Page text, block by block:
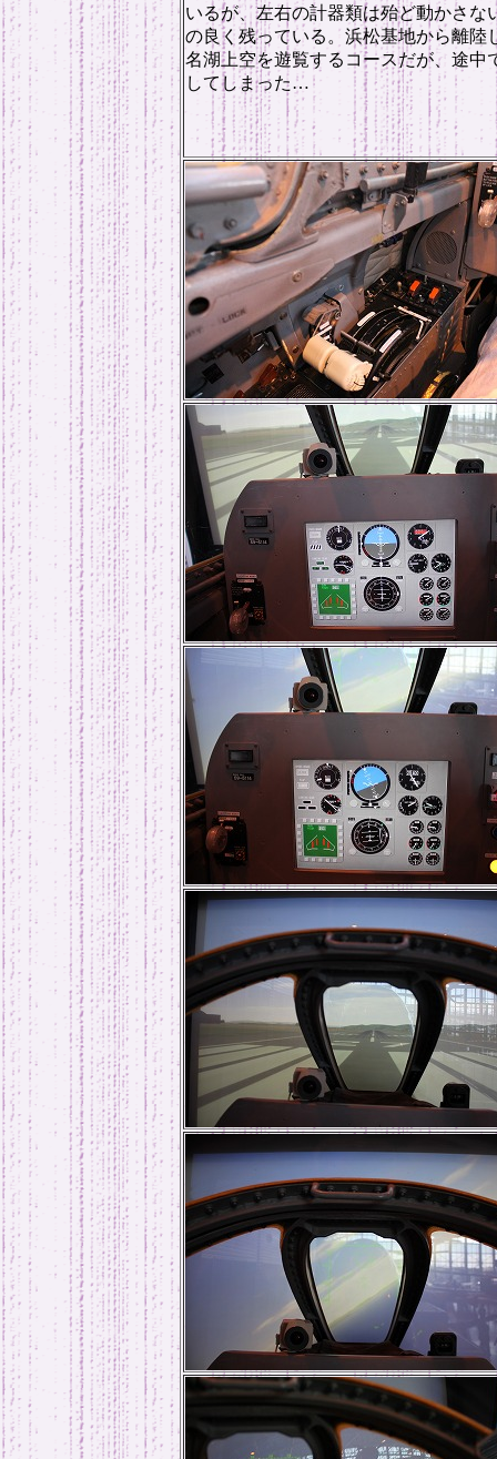
いるが、左右の計器類は殆ど動かさな
の良く残っている。浜松基地から離陸
名湖上空を遊覧するコースだが、途中
してしまった…